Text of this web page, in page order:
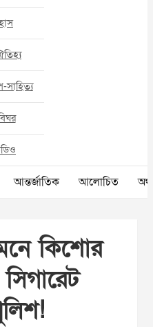
সাহিত্য
আন্তর্জাতিক আলোচিত
কিশোর